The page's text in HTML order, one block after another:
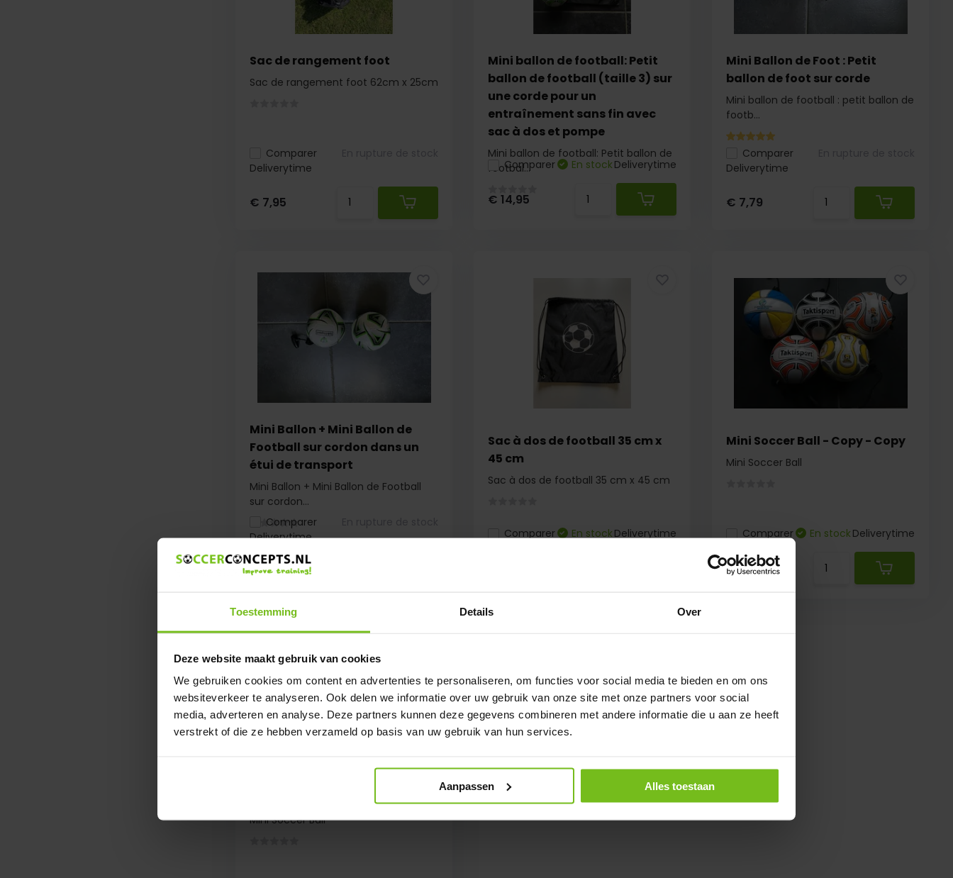
Toestemming Details Over
Deze website maakt gebruik van cookies
We gebruiken cookies om content en advertenties te personaliseren, om functies voor social media te bieden en om ons
websiteverkeer te analyseren. Ook delen we informatie over uw gebruik van onze site met onze partners voor social
media, adverteren en analyse. Deze partners kunnen deze gegevens combineren met andere informatie die u aan ze heeft
verstrekt of die ze hebben verzameld op basis van uw gebruik van hun services.
Aanpassen Alles toestaan
Sac de rangement foot
Sac de rangement foot 62cm x 25cm
Comparer
Deliverytime
€ 7,95
Mini ballon de football: Petit
ballon de football (taille 3) sur
une corde pour un
entraînement sans fin avec
sac à dos et pompe
Mini ballon de football: Petit ballon de
footbal...
Comparer En stock Deliverytime
€ 14,95
Mini Ballon de Foot : Petit
ballon de foot sur corde
Mini ballon de football : petit ballon de
footb...
Comparer
Deliverytime
€ 7,79
Mini Ballon + Mini Ballon de
Football sur cordon dans un
étui de transport
Mini Ballon + Mini Ballon de Football
sur cordon...
Comparer
Deliverytime
€ 16,95
Sac à dos de football 35 cm x
45 cm
Sac à dos de football 35 cm x 45 cm
Comparer En stock Deliverytime
Mini Soccer Ball - Copy - Copy
Mini Soccer Ball
Comparer En stock Deliverytime
€ 1.150,-
Mini Soccer Ball - Copy
Mini Soccer Ball